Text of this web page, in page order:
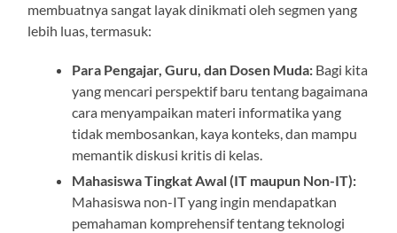
membuatnya sangat layak dinikmati oleh segmen yang
lebih luas, termasuk:
Para Pengajar, Guru, dan Dosen Muda: Bagi kita
yang mencari perspektif baru tentang bagaimana
cara menyampaikan materi informatika yang
tidak membosankan, kaya konteks, dan mampu
memantik diskusi kritis di kelas.
Mahasiswa Tingkat Awal (IT maupun Non-IT):
Mahasiswa non-IT yang ingin mendapatkan
pemahaman komprehensif tentang teknologi